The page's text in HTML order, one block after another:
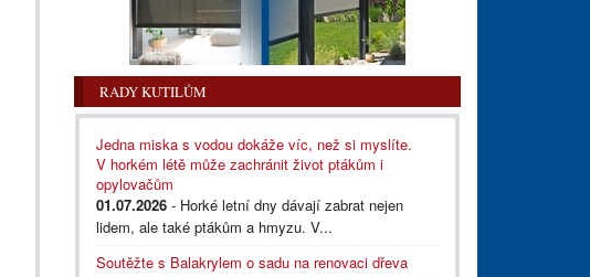
RADY KUTILŮM
Jedna miska s vodou dokáže víc, než si myslíte.
V horkém létě může zachránit život ptákům i
opylovačům
01.07.2026 - Horké letní dny dávají zabrat nejen
lidem, ale také ptákům a hmyzu. V...
Soutěžte s Balakrylem o sadu na renovaci dřeva